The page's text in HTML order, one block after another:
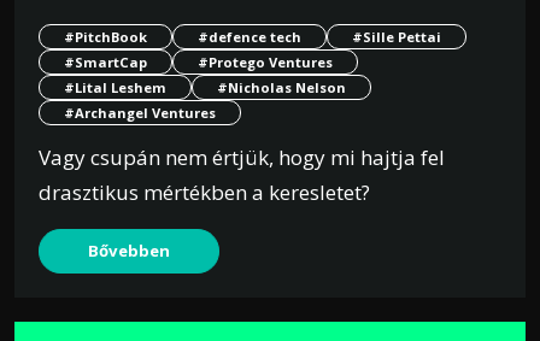
#PitchBook #defence tech
#Sille Pettai
#SmartCap
#Protego Ventures
#Lital Leshem
#Nicholas Nelson
#Archangel Ventures
Vagy csupán nem értjük, hogy mi hajtja fel
drasztikus mértékben a keresletet?
Bővebben